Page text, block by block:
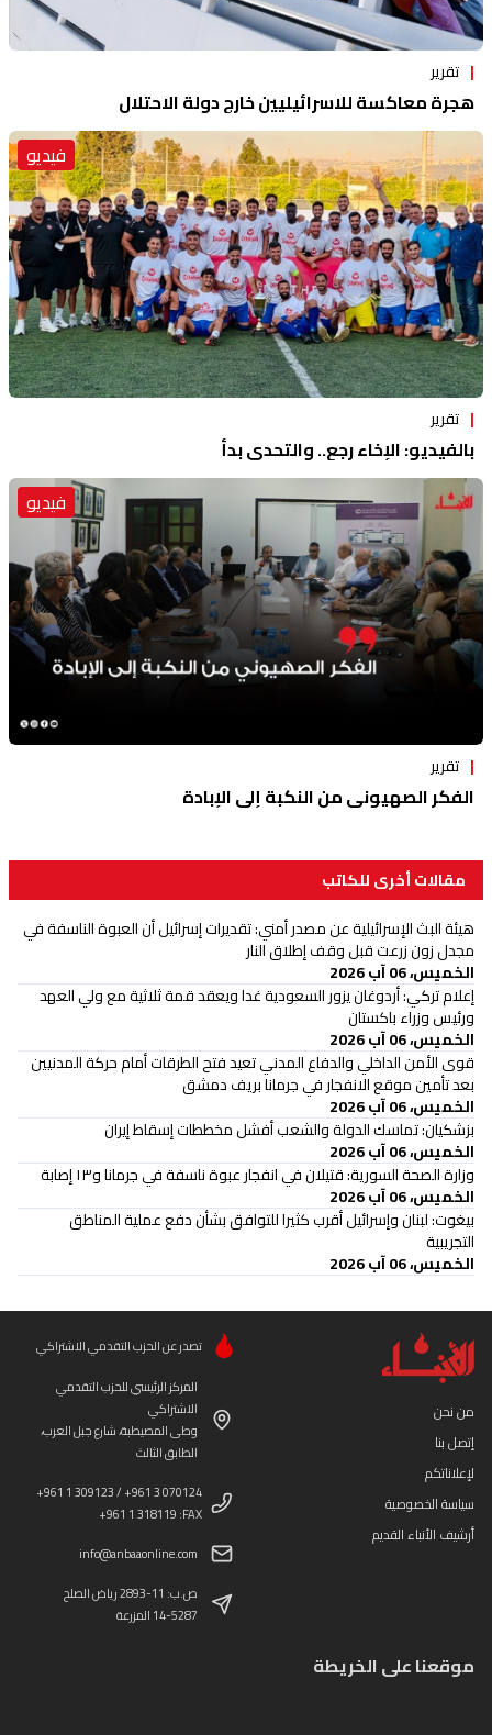
تقرير
هجرة معاكسة للاسرائيليين خارج دولة الاحتلال
فيديو
تقرير
بالفيديو: الإخاء رجع.. والتحدي بدأ
فيديو
تقرير
الفكر الصهيوني من النكبة إلى الإبادة
مقالات أخرى للكاتب
هيئة البث الإسرائيلية عن مصدر أمني: تقديرات إسرائيل أن العبوة الناسفة في
مجدل زون زرعت قبل وقف إطلاق النار
الخميس، 06 آب 2026
إعلام تركي: أردوغان يزور السعودية غدا ويعقد قمة ثلاثية مع ولي العهد
ورئيس وزراء باكستان
الخميس، 06 آب 2026
قوى الأمن الداخلي والدفاع المدني تعيد فتح الطرقات أمام حركة المدنيين
بعد تأمين موقع الانفجار في جرمانا بريف دمشق
الخميس، 06 آب 2026
بزشكيان: تماسك الدولة والشعب أفشل مخططات إسقاط إيران
الخميس، 06 آب 2026
وزارة الصحة السورية: قتيلان في انفجار عبوة ناسفة في جرمانا و١٣ إصابة
الخميس، 06 آب 2026
بيغوت: لبنان وإسرائيل أقرب كثيرا للتوافق بشأن دفع عملية المناطق
التجريبية
الخميس، 06 آب 2026
من نحن
إتصل بنا
لإعلاناتكم
سياسة الخصوصية
أرشيف الأنباء القديم
تصدر عن الحزب التقدمي الاشتراكي
المركز الرئيسي للحزب التقدمي
الاشتراكي
وطى المصيطبة، شارع جبل العرب،
الطابق الثالث
+961 1 309123 / +961 3 070124
+961 1 318119 :FAX
info@anbaaonline.com
ص.ب: 11-2893 رياض الصلح
14-5287 المزرعة
موقعنا على الخريطة